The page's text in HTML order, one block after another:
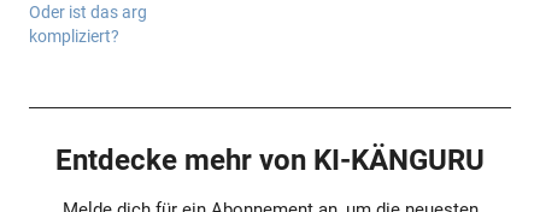
Oder ist das arg
kompliziert?
Entdecke mehr von KI-KÄNGURU